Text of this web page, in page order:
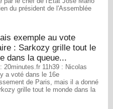
du président de l'Assemblée
exemple au vote
: Sarkozy grille tout le
dans la queue...
20minutes.fr 11h39 : Nicolas
a voté dans le 16e
de Paris, mais il a donné
grille tout le monde dans la